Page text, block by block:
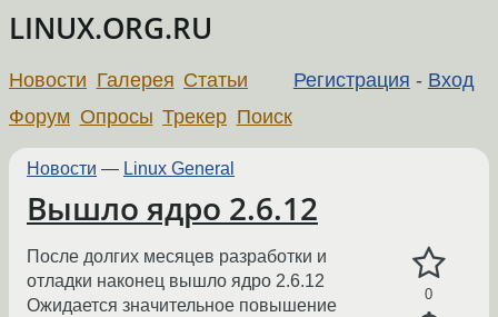
LINUX.ORG.RU
Регистрация - Вход
Новости Галерея Статьи
Форум Опросы Трекер Поиск
Новости — Linux General
Вышло ядро 2.6.12
0
После долгих месяцев разработки и
отладки наконец вышло ядро 2.6.12
Ожидается значительное повышение